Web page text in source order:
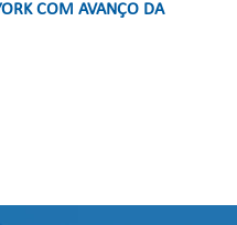
COM AVANÇO DA